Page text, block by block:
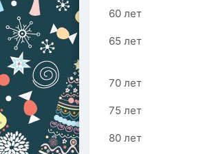
60 лет
65 лет
70 лет
75 лет
80 лет